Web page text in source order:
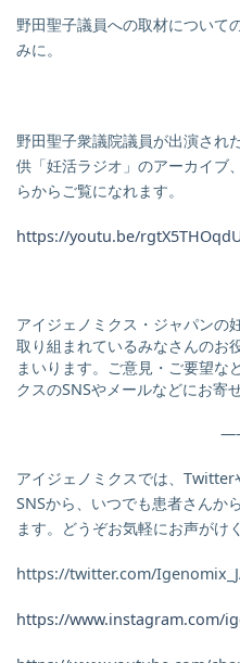
野田聖子議員への取材について
みに。
野田聖子衆議院議員が出演され
供「妊活ラジオ」のアーカイブ
らからご覧になれます。
https://youtu.be/
アイジェノミクス・ジャパンの
取り組まれているみなさんのお
まいります。ご意見・ご要望な
クスのSNSやメールなどにお寄
アイジェノミクスでは、
SNSから、いつでも患者さんか
ます。どうぞお気軽にお声がけ
https://twitter.com/
https://www.instagram.com/